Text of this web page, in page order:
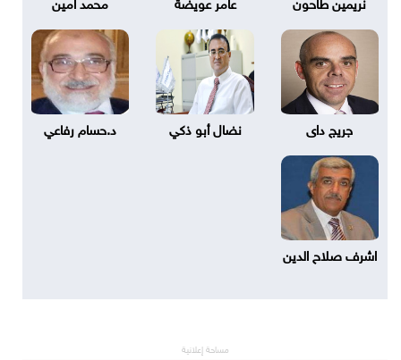
جريج داى نضال أبو ذكي د.حسام رفاعي
اشرف صلاح الدين
مساحة إعلانية